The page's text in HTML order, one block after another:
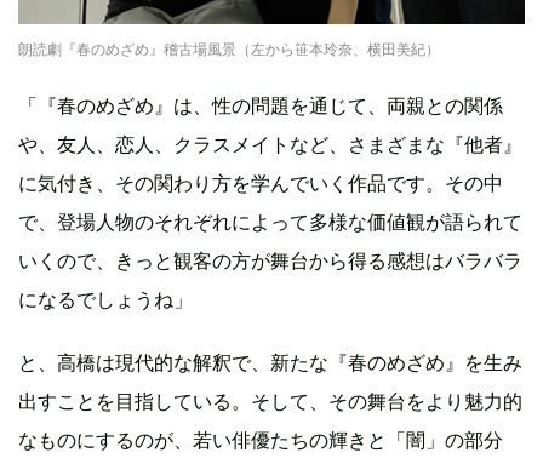
朗読劇『春のめざめ』稽古場風景（左から笹本玲奈、横田美紀）
「『春のめざめ』は、性の問題を通じて、両親との関係
や、友人、恋人、クラスメイトなど、さまざまな『他者』
に気付き、その関わり方を学んでいく作品です。その中
で、登場人物のそれぞれによって多様な価値観が語られて
いくので、きっと観客の方が舞台から得る感想はバラバラ
になるでしょうね」
と、高橋は現代的な解釈で、新たな『春のめざめ』を生み
出すことを目指している。そして、その舞台をより魅力的
なものにするのが、若い俳優たちの輝きと「闇」の部分